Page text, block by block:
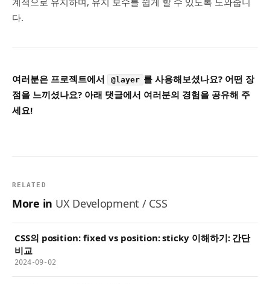
다.
여러분은 프로젝트에서 @layer 를 사용해보셨나요? 어떤 장
점을 느끼셨나요? 아래 댓글에서 여러분의 경험을 공유해 주
세요!
RELATED
More in UX Development / CSS
CSS의 position: fixed vs position: sticky 이해하기: 간단
비교
2024-09-02